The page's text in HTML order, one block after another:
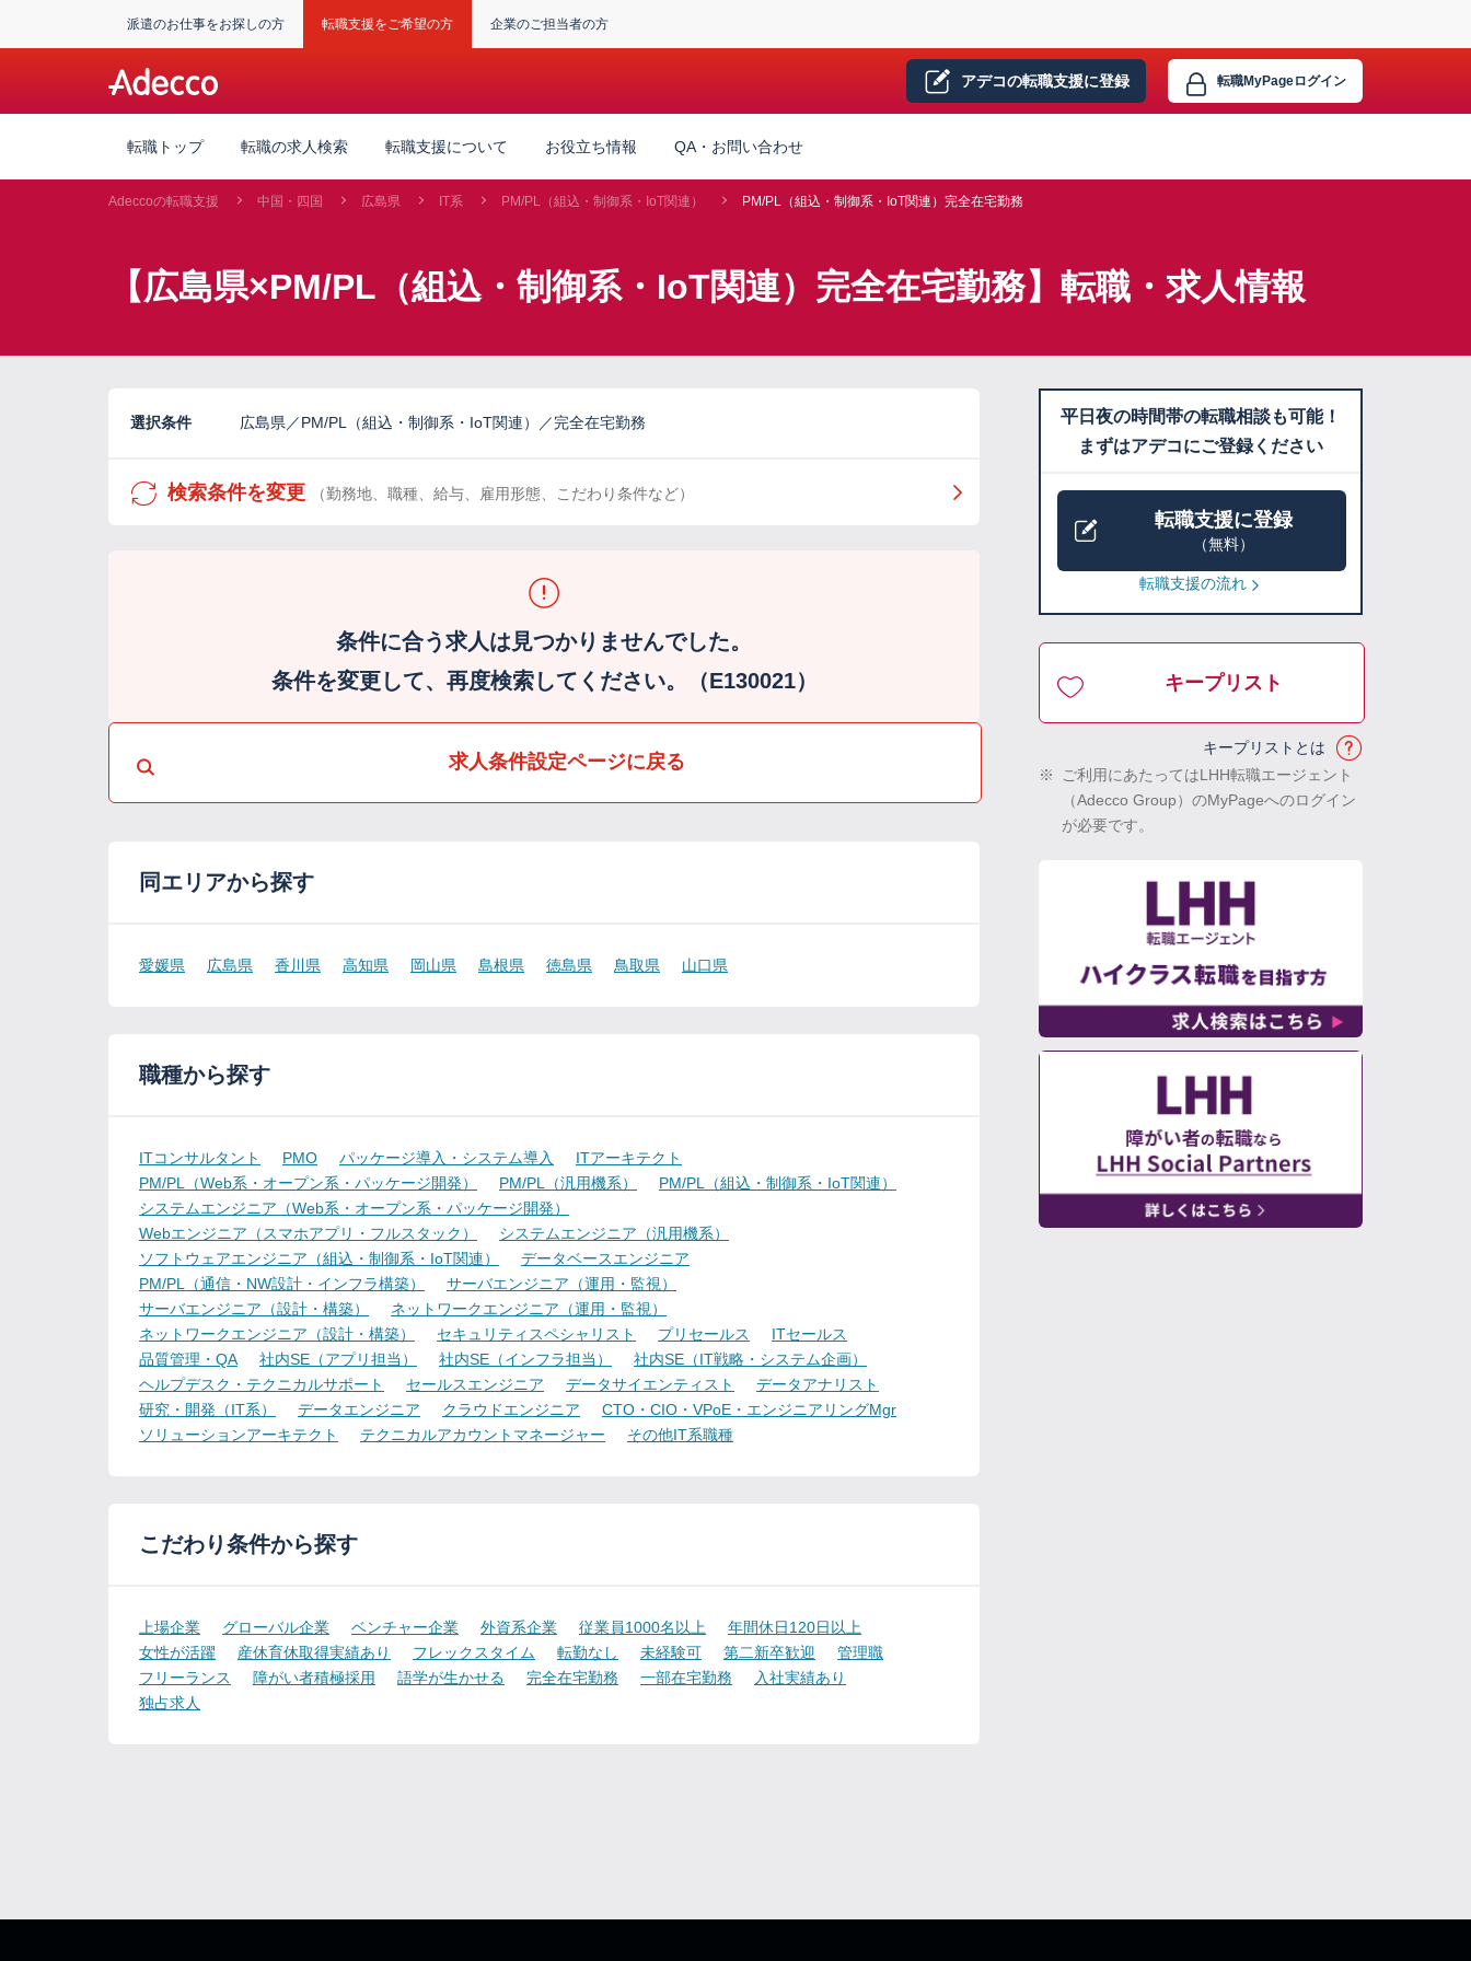
派遣のお仕事をお探しの方 転職支援をご希望の方 企業のご担当者の方
アデコの転職支援に登録 転職MyPageログイン
転職トップ 転職の求人検索 転職支援について お役立ち情報 QA・お問い合わせ
Adeccoの転職支援 中国・四国 広島県 IT系 PM/PL（組込・制御系・IoT関連） PM/PL（組込・制御系・IoT関連）完全在宅勤務
【広島県×PM/PL（組込・制御系・IoT関連）完全在宅勤務】転職・求人情報
選択条件 広島県／PM/PL（組込・制御系・IoT関連）／完全在宅勤務
検索条件を変更 （勤務地、職種、給与、雇用形態、こだわり条件など）
条件に合う求人は見つかりませんでした。
条件を変更して、再度検索してください。（E130021）
求人条件設定ページに戻る
同エリアから探す
愛媛県 広島県 香川県 高知県 岡山県 島根県 徳島県 鳥取県 山口県
職種から探す
ITコンサルタント PMO パッケージ導入・システム導入
ITアーキテクト
PM/PL（Web系・オープン系・パッケージ開発）
PM/PL（汎用機系）
PM/PL（組込・制御系・IoT関連）
システムエンジニア（Web系・オープン系・パッケージ開発）
Webエンジニア（スマホアプリ・フルスタック）
システムエンジニア（汎用機系）
ソフトウェアエンジニア（組込・制御系・IoT関連）
データベースエンジニア
PM/PL（通信・NW設計・インフラ構築）
サーバエンジニア（運用・監視）
サーバエンジニア（設計・構築）
ネットワークエンジニア（運用・監視）
ネットワークエンジニア（設計・構築）
セキュリティスペシャリスト プリセールス
ITセールス
品質管理・QA
社内SE（アプリ担当） 社内SE（インフラ担当）
社内SE（IT戦略・システム企画）
ヘルプデスク・テクニカルサポート
セールスエンジニア データサイエンティスト
データアナリスト
研究・開発（IT系）
データエンジニア クラウドエンジニア
CTO・CIO・VPoE・エンジニアリングMgr
ソリューションアーキテクト
テクニカルアカウントマネージャー その他IT系職種
こだわり条件から探す
上場企業 グローバル企業 ベンチャー企業 外資系企業 従業員1000名以上
年間休日120日以上
女性が活躍
産休育休取得実績あり フレックスタイム 転勤なし 未経験可 第二新卒歓迎
管理職
フリーランス
障がい者積極採用 語学が生かせる 完全在宅勤務 一部在宅勤務
入社実績あり
独占求人
平日夜の時間帯の転職相談も可能！
まずはアデコにご登録ください
転職支援に登録
（無料）
転職支援の流れ
キープリスト
キープリストとは
※
ご利用にあたってはLHH転職エージェント
（Adecco Group）のMyPageへのログイン
が必要です。